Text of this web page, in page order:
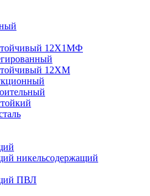
12Х1МФ
12ХМ
никельсодержащий
ПВЛ